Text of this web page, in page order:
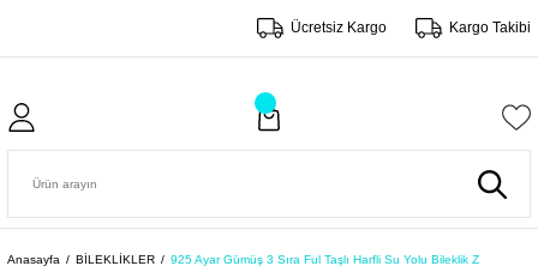
Ücretsiz Kargo Kargo Takibi
Anasayfa BİLEKLİKLER 925 Ayar Gümüş 3 Sıra Ful Taşlı Harfli Su Yolu Bileklik Z